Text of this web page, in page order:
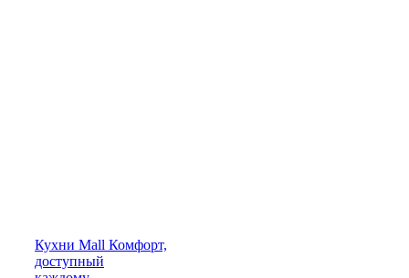
Кухни Mall Комфорт,
доступный